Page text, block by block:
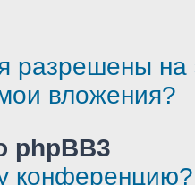
разрешены
вложения?
phpBB3
конференцию?